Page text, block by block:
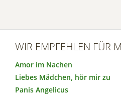
WIR EMPFEHLEN FÜR
Amor im Nachen
Liebes Mädchen, hör mir zu
Panis Angelicus